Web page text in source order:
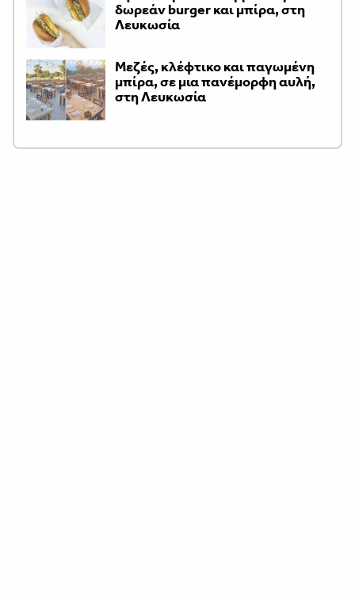
δωρεάν burger και μπίρα, στη
Λευκωσία
Μεζές, κλέφτικο και παγωμένη
μπίρα, σε μια πανέμορφη αυλή,
στη Λευκωσία